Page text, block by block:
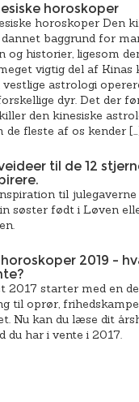
horoskoper
horoskoper Den
baggrund for
og historier, ligesom
vigtig del af Kinas
vestlige astrologi
dyr. Det der
den kinesiske
de fleste af os kender
til de 12
til julegaverne
søster født i Løven
2019 –
2017 starter med en
til oprør,
Nu kan du læse dit
du har i vente i 2017.